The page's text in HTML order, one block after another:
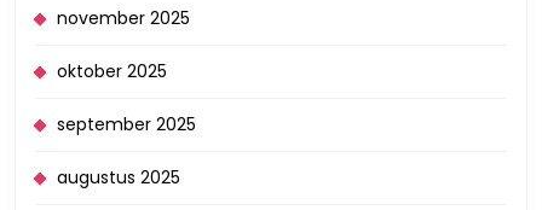
november 2025
oktober 2025
september 2025
augustus 2025